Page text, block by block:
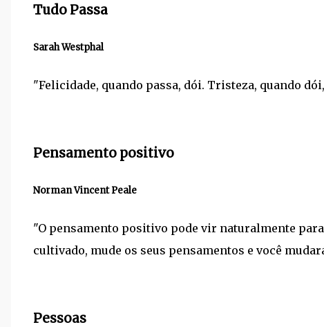
Tudo Passa
Sarah Westphal
"Felicidade, quando passa, dói. Tristeza, quando
Pensamento positivo
Norman Vincent Peale
"O pensamento positivo pode vir naturalmente
cultivado, mude os seus pensamentos e você
Pessoas